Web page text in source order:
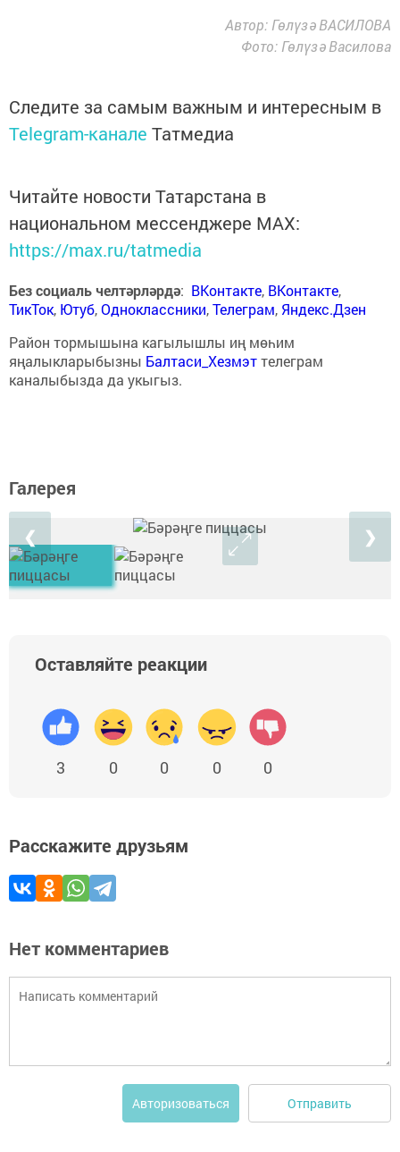
Автор: Гөлүзә ВАСИЛОВА
Фото: Гөлүзә Василова
Следите за самым важным и интересным в
Telegram-канале Татмедиа
Читайте новости Татарстана в
национальном мессенджере MАХ:
https://max.ru/tatmedia
Без социаль челтәрләрдә: ВКонтакте, ВКонтакте,
ТикТок, Ютуб,Одноклассники,Телеграм, Яндекс.Дзен
Район тормышына кагылышлы иң мөһим
яңалыкларыбызны Балтаси_Хезмэттелеграм
каналыбызда да укыгыз.
Галерея
❮ ❯
Оставляйте реакции
3 0 0 0 0
Расскажите друзьям
Нет комментариев
Авторизоваться Отправить